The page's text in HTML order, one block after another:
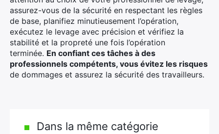
assurez-vous de la sécurité en respectant les règles
de base, planifiez minutieusement l’opération,
exécutez le levage avec précision et vérifiez la
stabilité et la propreté une fois l’opération
terminée. En confiant ces tâches à des
professionnels compétents, vous évitez les risques
de dommages et assurez la sécurité des travailleurs.
Dans la même catégorie